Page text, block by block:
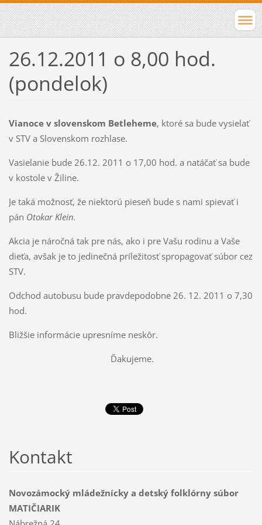
26.12.2011 o 8,00 hod.
(pondelok)
Vianoce v slovenskom Betleheme, ktoré sa bude vysielať
v STV a Slovenskom rozhlase.
Vasielanie bude 26.12. 2011 o 17,00 hod. a natáčať sa bude
v kostole v Žiline.
Je taká možnosť, že niektorú pieseň bude s nami spievať i
pán Otokar Klein.
Akcia je náročná tak pre nás, ako i pre Vašu rodinu a Vaše
dieťa, avšak je to jedinečná príležitosť spropagovať súbor cez
STV.
Odchod autobusu bude pravdepodobne 26. 12. 2011 o 7,30
hod.
Bližšie informácie upresníme neskôr.
Ďakujeme.
Kontakt
Novozámocký mládežnícky a detský folklórny súbor
MATIČIARIK